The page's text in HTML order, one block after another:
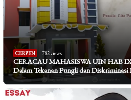
CERPEN 782 views
CERACAU MAHASISWA UIN HAB
Dalam Tekanan Pungli dan Diskriminasi